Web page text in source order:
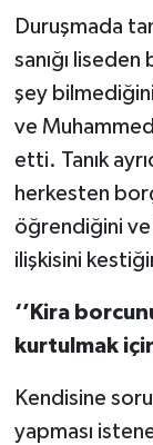
Duruşmada
sanığı liseden
şey
ve Muhammed
etti. Tanık
herkesten
öğrendiğini
ilişkisini
‘’Kira
kurtulmak
Kendisine
yapması